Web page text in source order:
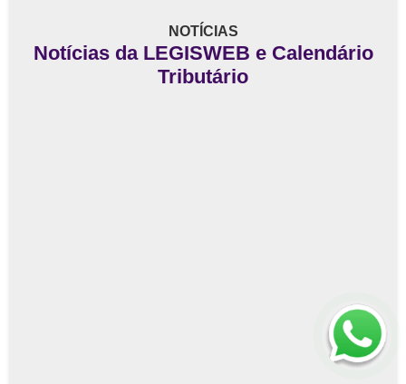
NOTÍCIAS
Notícias da LEGISWEB e Calendário
Tributário